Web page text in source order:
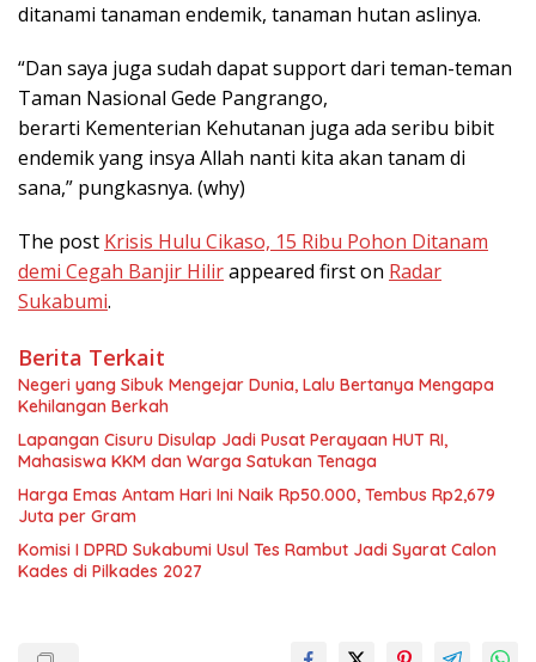
ditanami tanaman endemik, tanaman hutan aslinya.
“Dan saya juga sudah dapat support dari teman-teman
Taman Nasional Gede Pangrango,
berarti Kementerian Kehutanan juga ada seribu bibit
endemik yang insya Allah nanti kita akan tanam di
sana,” pungkasnya. (why)
The post Krisis Hulu Cikaso, 15 Ribu Pohon Ditanam
demi Cegah Banjir Hilirappeared first on Radar
Sukabumi.
Berita Terkait
Negeri yang Sibuk Mengejar Dunia, Lalu Bertanya Mengapa
Kehilangan Berkah
Lapangan Cisuru Disulap Jadi Pusat Perayaan HUT RI,
Mahasiswa KKM dan Warga Satukan Tenaga
Harga Emas Antam Hari Ini Naik Rp50.000, Tembus Rp2,679
Juta per Gram
Komisi I DPRD Sukabumi Usul Tes Rambut Jadi Syarat Calon
Kades di Pilkades 2027